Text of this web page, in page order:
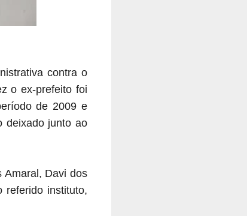
contra o
o ex-prefeito foi
de 2009 e
deixado junto ao
Amaral, Davi dos
referido instituto,